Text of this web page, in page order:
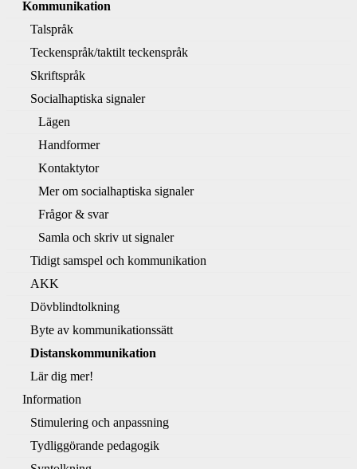
Kommunikation
Talspråk
Teckenspråk/taktilt teckenspråk
Skriftspråk
Socialhaptiska signaler
Lägen
Handformer
Kontaktytor
Mer om socialhaptiska signaler
Frågor & svar
Samla och skriv ut signaler
Tidigt samspel och kommunikation
AKK
Dövblindtolkning
Byte av kommunikationssätt
Distanskommunikation
Lär dig mer!
Information
Stimulering och anpassning
Tydliggörande pedagogik